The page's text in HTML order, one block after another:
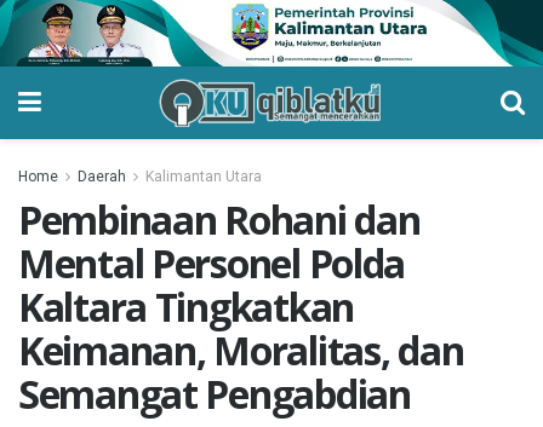
Home Daerah Kalimantan Utara
Pembinaan Rohani dan
Mental Personel Polda
Kaltara Tingkatkan
Keimanan, Moralitas, dan
Semangat Pengabdian